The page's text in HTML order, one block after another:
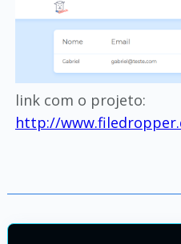
link com o projeto:
http://